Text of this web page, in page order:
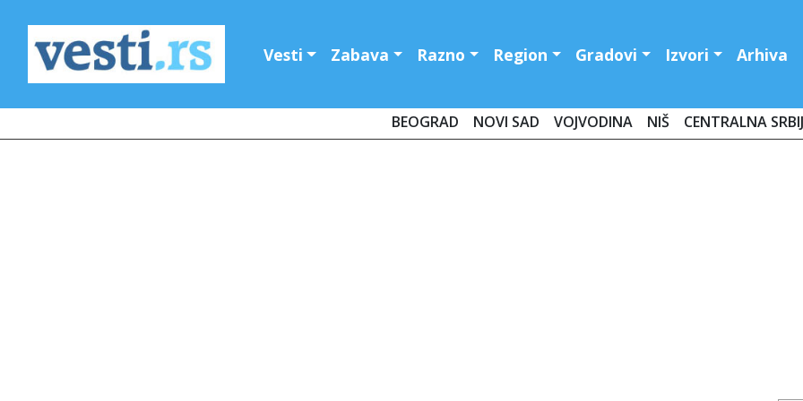
Vesti Zabava Razno Region Gradovi Izvori Arhiva
BEOGRAD NOVI SAD VOJVODINA NIŠ CENTRALNA